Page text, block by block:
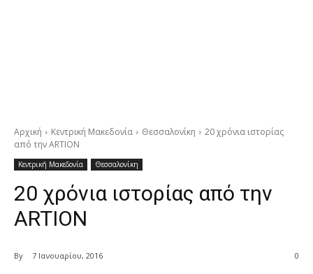
Αρχική Κεντρική Μακεδονία Θεσσαλονίκη
20 χρόνια ιστορίας
από την ARTION
Κεντρική Μακεδονία Θεσσαλονίκη
20 χρόνια ιστορίας από την
ARTION
By 7 Ιανουαρίου, 2016 0